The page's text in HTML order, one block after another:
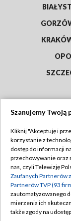
Abonament
Emisja w TVP
Centrum
Naziemna
Szanujemy Twoją
Kliknij "Akceptuję i
korzystanie z
dostęp do informacji
przechowywanie oraz
nas, czyli Telewizję
Zaufanych Partnerów
Partnerów TVP (93
zautomatyzowanego
mierzenia ich
także zgody na